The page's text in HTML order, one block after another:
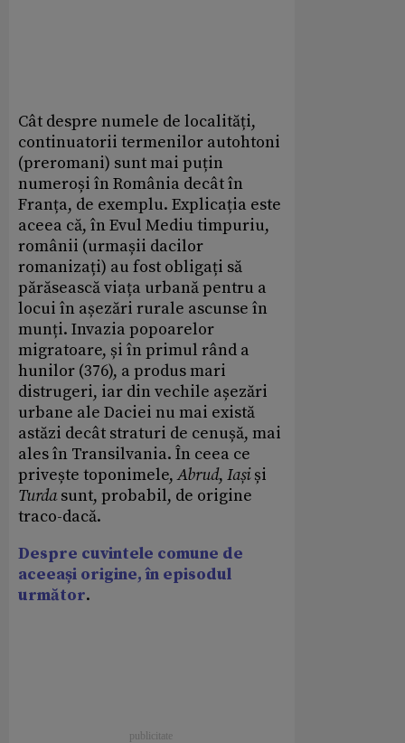
Cât despre numele de localități,
continuatorii termenilor autohtoni
(preromani) sunt mai puțin
numeroși în România decât în
Franța, de exemplu. Explicația este
aceea că, în Evul Mediu timpuriu,
românii (urmașii dacilor
romanizați) au fost obligați să
părăsească viața urbană pentru a
locui în așezări rurale ascunse în
munți. Invazia popoarelor
migratoare, și în primul rând a
hunilor (376), a produs mari
distrugeri, iar din vechile așezări
urbane ale Daciei nu mai există
astăzi decât straturi de cenușă, mai
ales în Transilvania. În ceea ce
privește toponimele,Abrud, Iașiși
Turdasunt, probabil, de origine
traco-dacă.
Despre cuvintele comune de
aceeași origine, în episodul
următor.